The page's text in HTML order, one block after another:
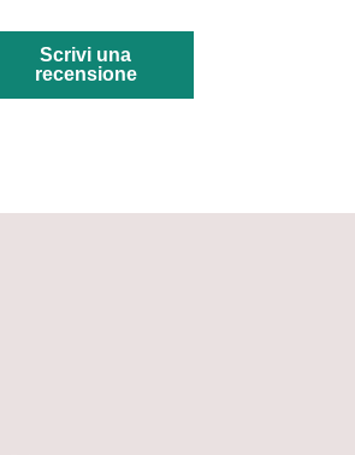
Scrivi una
recensione